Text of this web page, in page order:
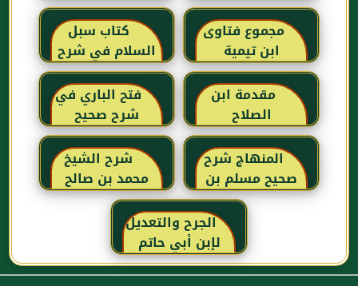
مجموع فتاوى
ابن تيمية
كتاب سبل
السلام في شرح
بلوغ المرام للإمام
الصنعاني رحمه
الله
مقدمة ابن
الصلاح
فتح الباري في
شرح صحيح
البخاري للحافظ
ابن حجر
العسقلاني
المنهاج شرح
صحيح مسلم بن
الحجاج
شرح الشيخ
محمد بن صالح
العثيمين لكتاب
رياض الصالحين
للإمام النووي
رحمهم الله تعالى
الجرح والتعديل
لإبن أبي حاتم